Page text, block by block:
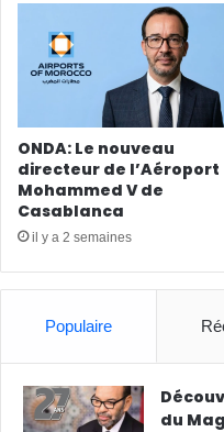
ONDA: Le nouveau
directeur de l’Aéroport
Mohammed V de
Casablanca
il y a 2 semaines
Populaire
du